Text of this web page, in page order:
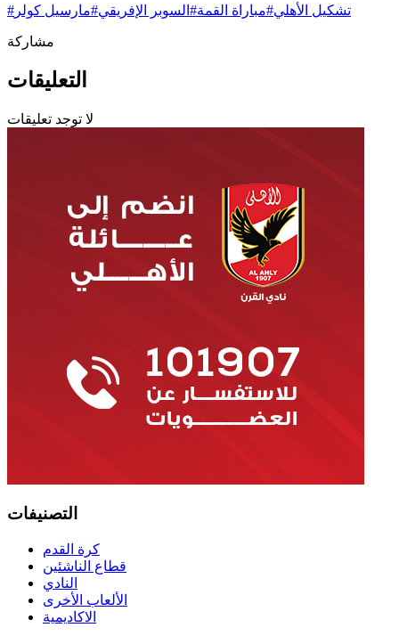
# تشكيل الأهلي#مباراة القمة# السوبر الإفريقي#مارسيل كولر
مشاركة
التعليقات
لا توجد تعليقات
التصنيفات
كرة القدم
قطاع الناشئين
النادي
الألعاب الأخرى
الاكاديمية